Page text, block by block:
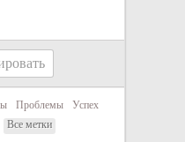
Проблемы
Успех
Все метки